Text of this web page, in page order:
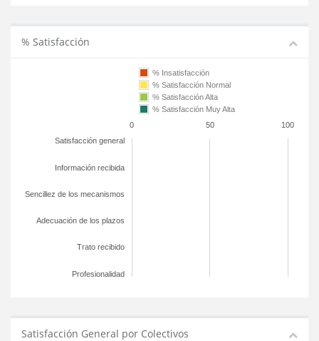
% Satisfacción
0 50
100
Satisfacción general
Información recibida
Sencillez de los mecanismos
Adecuación de los plazos
Trato recibido
Profesionalidad
% Insatisfacción
% Satisfacción Normal
% Satisfacción Alta
% Satisfacción Muy Alta
Satisfacción General por Colectivos